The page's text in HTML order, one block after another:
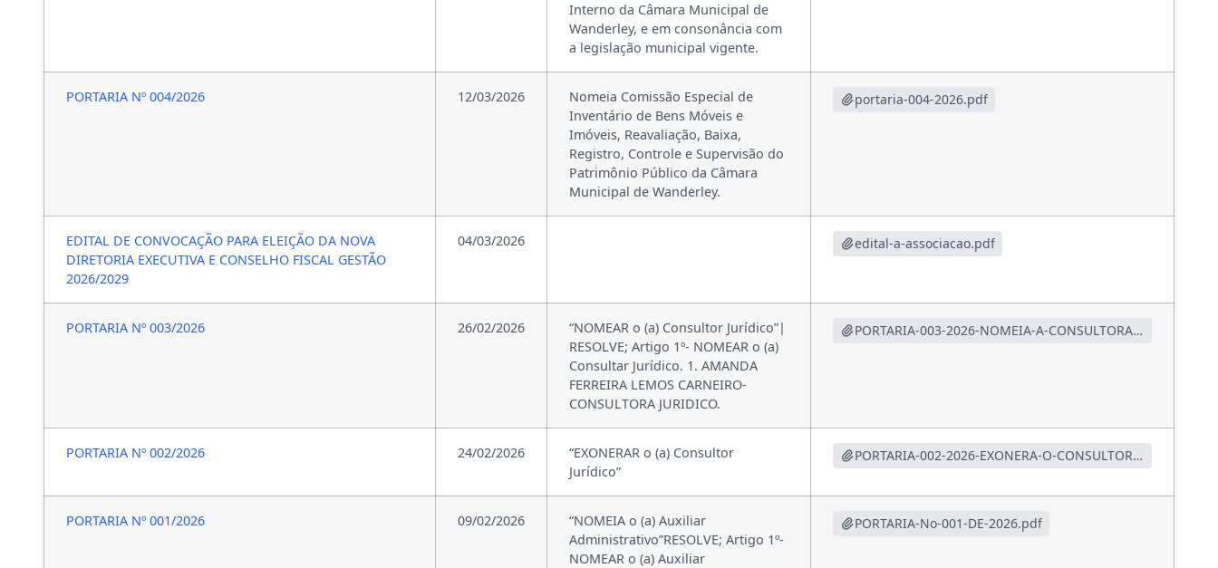
Interno da Câmara Municipal de
Wanderley, e em consonância com
a legislação municipal vigente.
PORTARIA Nº 004/2026 12/03/2026
Nomeia Comissão Especial de
Inventário de Bens Móveis e
Imóveis, Reavaliação, Baixa,
Registro, Controle e Supervisão do
Patrimônio Público da Câmara
Municipal de Wanderley.
portaria-004-2026.pdf
EDITAL DE CONVOCAÇÃO PARA ELEIÇÃO DA NOVA
DIRETORIA EXECUTIVA E CONSELHO FISCAL GESTÃO
2026/2029
04/03/2026 edital-a-associacao.pdf
PORTARIA Nº 003/2026 26/02/2026
“NOMEAR o (a) Consultor Jurídico”|
RESOLVE; Artigo 1º- NOMEAR o (a)
Consultar Jurídico. 1. AMANDA
FERREIRA LEMOS CARNEIRO-
CONSULTORA JURIDICO.
PORTARIA-003-2026-NOMEIA-A-CONSULTORA-JURIDICO.pdf
PORTARIA Nº 002/2026 24/02/2026
“EXONERAR o (a) Consultor
Jurídico”
PORTARIA-002-2026-EXONERA-O-CONSULTOR-JURIDICO.pdf
PORTARIA Nº 001/2026 09/02/2026
“NOMEIA o (a) Auxiliar
Administrativo”RESOLVE; Artigo 1º-
NOMEAR o (a) Auxiliar
PORTARIA-No-001-DE-2026.pdf